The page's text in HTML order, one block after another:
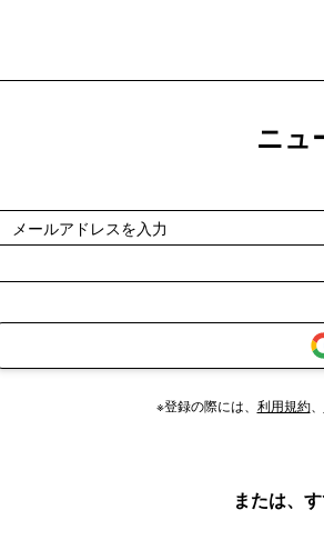
ニュ
※登録の際には、 利用規約、
または、